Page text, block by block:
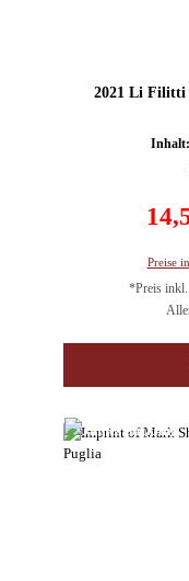
2021 Li Filitti
Inhalt:
Preise
*Preis